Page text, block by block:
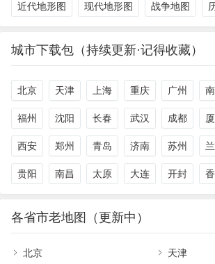
近代地形图 现代地形图 战争地图
城市下载包（持续更新·记得收藏）
北京 天津 上海 重庆 广州
福州 沈阳 长春 武汉 成都
西安 郑州 青岛 济南 苏州
贵阳 南昌 太原 大连 开封
各省市老地图（更新中）
北京 天津